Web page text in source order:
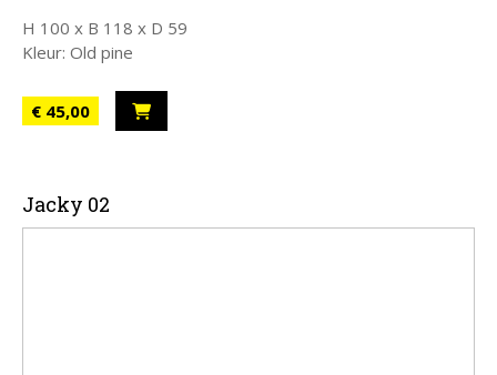
H 100 x B 118 x D 59
Kleur: Old pine
€ 45,00
Jacky 02